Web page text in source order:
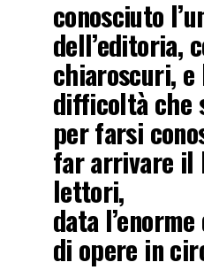
conosciuto
dell’editoria,
chiaroscuri, e
difficoltà che
per farsi
far arrivare il
lettori,
data
di opere in